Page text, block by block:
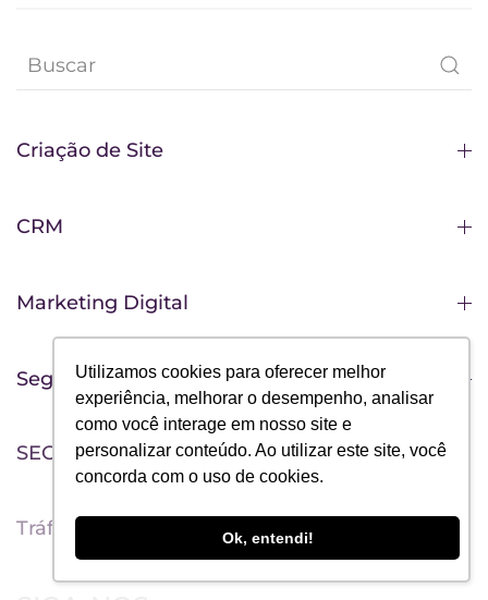
Utilizamos cookies para oferecer melhor
experiência, melhorar o desempenho, analisar
como você interage em nosso site e
personalizar conteúdo. Ao utilizar este site, você
concorda com o uso de cookies.
Ok, entendi!
Criação de Site
CRM
Marketing Digital
Segmentos de mercado
SEO
Tráfego Pago